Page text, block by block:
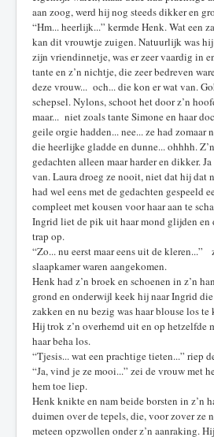
aan zoog, werd hij nog steeds dikker en
“Hm... heerlijk...” kermde Henk. Wat een
kan dit vrouwtje zuigen. Natuurlijk was
zijn vriendinnetje, was er zeer vaardig in
tante en z’n nichtje, die zeer bedreven
deze vrouw... och... die kon er wat van.
schepsel. Nylons, schoot het door z’n
maar... niet zoals tante Simone en haar
geile orgie hadden... nee... ze had zomaar
die heerlijke gladde en dunne... ohhhh.
gedachten alleen maar harder en dikker.
van. Laura droeg ze nooit, niet dat hij dat
had wel eens met de gedachten gespeeld
compleet met kousen voor haar aan te
Ingrid liet de pik uit haar mond glijden en
trap op.
“Zo... nu eerst maar eens uit de kleren...”
slaapkamer waren aangekomen.
Henk had z’n broek en schoenen in z’n
grond en onderwijl keek hij naar Ingrid
zakken en nu bezig was haar blouse los te
Hij trok z’n overhemd uit en op hetzelfde
haar beha los.
“Tjesis... wat een prachtige tieten...” riep
“Ja, vind je ze mooi...” zei de vrouw met
hem toe liep.
Henk knikte en nam beide borsten in z’n
duimen over de tepels, die, voor zover ze
meteen opzwollen onder z’n aanraking.